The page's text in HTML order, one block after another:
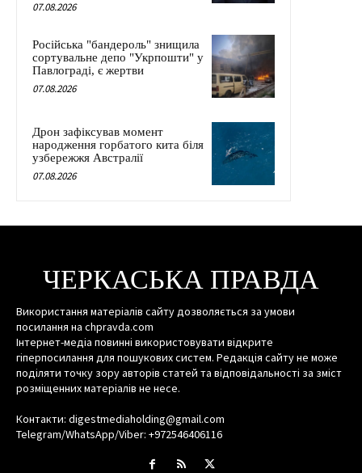
07.08.2026
Російська "бандероль" знищила
сортувальне депо "Укрпошти" у
Павлограді, є жертви
07.08.2026
Дрон зафіксував момент
народження горбатого кита біля
узбережжя Австралії
07.08.2026
ЧЕРКАСЬКА ПРАВДА
Використання матеріалів сайту дозволяється за умови
посилання на chpravda.com
Інтернет-медіа повинні використовувати відкрите
гіперпосилання для пошукових систем. Редакція сайту не може
поділяти точку зору авторів статей та відповідальності за зміст
розміщенних матеріалів не несе.
Контакти: digestmediaholding@gmail.com
Telegram/WhatsApp/Viber: +972546406116